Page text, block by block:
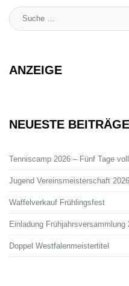
Suche
:
ANZEIGE
NEUESTE BEITRÄGE
Tenniscamp 2026 – Fünf Tage
Jugend Vereinsmeisterschaft 2026
Waffelverkauf Frühlingsfest
Einladung Frühjahrsversammlung
Doppel Westfalenmeistertitel